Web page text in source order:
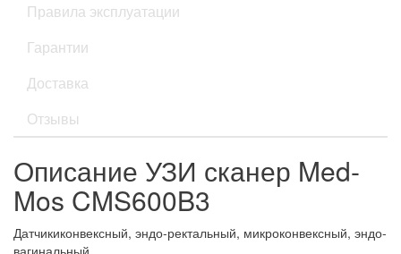
Правила эксплуатации
Гарантии
Доставка
Отзывы
Описание УЗИ сканер Med-
Mos CMS600B3
Датчикиконвексный, эндо-ректальный, микроконвексный, эндо-